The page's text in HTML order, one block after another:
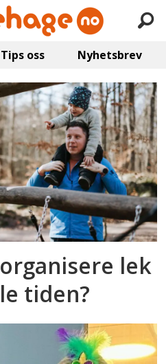
Tips oss Nyhetsbrev
lek
tiden?